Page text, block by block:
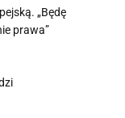
„Będę
prawa”